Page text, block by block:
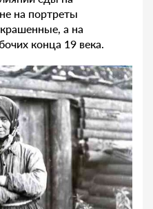
на портреты
а на
конца 19 века.